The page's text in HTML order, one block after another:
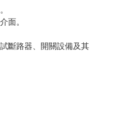
面。
斷路器、開關設備及其